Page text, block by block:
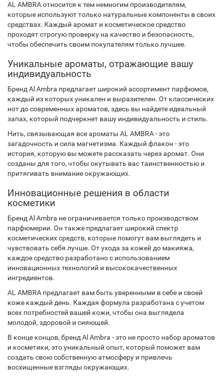
AL AMBRA относится к тем немногим производителям,
которые используют только натуральные компоненты в своих
средствах. Каждый аромат и косметическое средство
проходят строгую проверку на качество и безопасность,
чтобы обеспечить своим покупателям только лучшее.
Уникальные ароматы, отражающие вашу
индивидуальность
Бренд Al Ambra предлагает широкий ассортимент парфюмов,
каждый из которых уникален и выразителен. От классических
нот до современных ароматов, здесь вы найдете идеальный
запах, который подчеркнет вашу индивидуальность и стиль.
Нить, связывающая все ароматы AL AMBRA - это
загадочность и сила магнетизма. Каждый флакон - это
история, которую вы можете рассказать через аромат. Они
созданы для того, чтобы окутывать вас таинственностью и
притягивать внимание окружающих.
Инновационные решения в области
косметики
Бренд Al Ambra не ограничивается только производством
парфюмерии. Он также предлагает широкий спектр
косметических средств, которые помогут вам выглядеть и
чувствовать себя лучше. От ухода за кожей до макияжа,
каждое средство разработано с использованием
инновационных технологий и высококачественных
ингредиентов.
AL AMBRA предлагает вам быть уверенными в себе и своей
коже каждый день. Каждая формула разработана с учетом
всех потребностей вашей кожи, чтобы она выглядела
молодой, здоровой и сияющей.
В конце концов, бренд Al Ambra - это не просто набор ароматов
и косметики, это уникальный опыт, который поможет вам
создать свою собственную атмосферу и привлечь
восхищенные взгляды окружающих.